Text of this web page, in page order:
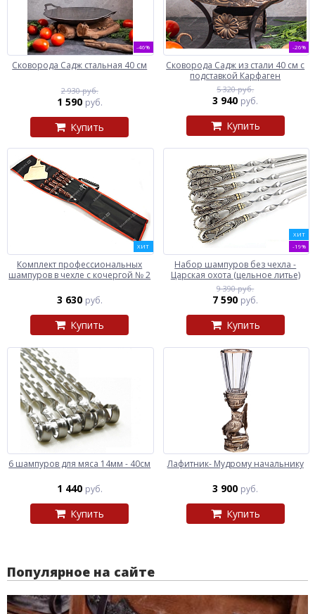
-46%
Сковорода Садж стальная 40 см
2 930 руб.
1 590 руб.
Купить
-26%
Сковорода Садж из стали 40 см с
подставкой Карфаген
5 320 руб.
3 940 руб.
Купить
ХИТ
Комплект профессиональных
шампуров в чехле с кочергой № 2
3 630 руб.
Купить
ХИТ
-19%
Набор шампуров без чехла -
Царская охота (цельное литье)
9 390 руб.
7 590 руб.
Купить
6 шампуров для мяса 14мм - 40см
1 440 руб.
Купить
Лафитник- Мудрому начальнику
3 900 руб.
Купить
Популярное на сайте